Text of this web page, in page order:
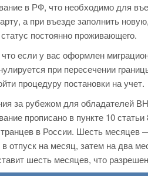
в РФ, что необходимо для
а при въезде заполнить
постоянно проживающего.
если у вас оформлен
при пересечении
процедуру постановки на учет.
за рубежом для обладателей
прописано в пункте 10
в России. Шесть
отпуск на месяц, затем на два
шесть месяцев, что